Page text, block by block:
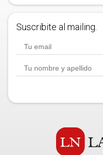
Suscribite al mailing.